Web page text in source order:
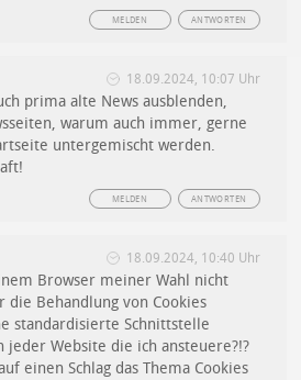
ANTWORTEN
MELDEN
18.09.2024, 10:07 Uhr
prima alte News ausblenden,
warum auch immer, gerne
untergemischt werden.
ANTWORTEN
MELDEN
18.09.2024, 10:40 Uhr
Browser meiner Wahl nicht
die Behandlung von Cookies
standardisierte Schnittstelle
jeder Website die ich ansteuere?!?
einen Schlag das Thema Cookies